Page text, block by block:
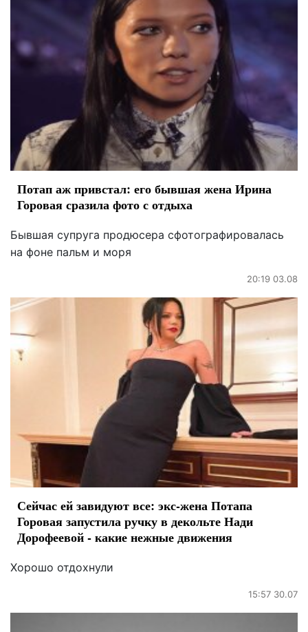
Потап аж привстал: его бывшая жена Ирина
Горовая сразила фото с отдыха
Бывшая супруга продюсера сфотографировалась
на фоне пальм и моря
20:19 03.08
Сейчас ей завидуют все: экс-жена Потапа
Горовая запустила ручку в декольте Нади
Дорофеевой - какие нежные движения
Хорошо отдохнули
15:57 30.07